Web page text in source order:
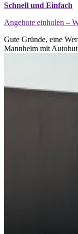
Schnell und Einfach
Angebote einholen –
Gute Gründe, eine
Mannheim mit